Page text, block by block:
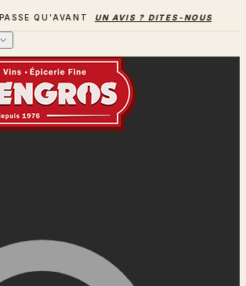
UN AVIS ? DITES-NOUS TOUT →
BARBECUES BAT SON PLEIN